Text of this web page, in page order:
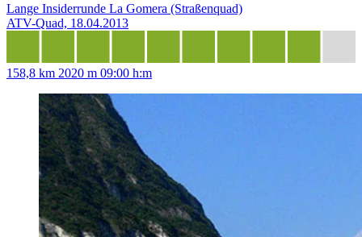
Lange Insiderrunde La Gomera (Straßenquad)
ATV-Quad, 18.04.2013
158,8 km 2020 m 09:00 h:m